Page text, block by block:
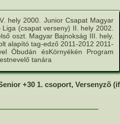
hely 2000. Junior Csapat Magyar
(csapat verseny) II. hely 2002.
oszt. Magyar Bajnokság III. hely.
alapító tag-edző 2011-2012 2011-
Óbudán ésKörnyékén Program
tanára
+30 1. csoport, Versenyzõ